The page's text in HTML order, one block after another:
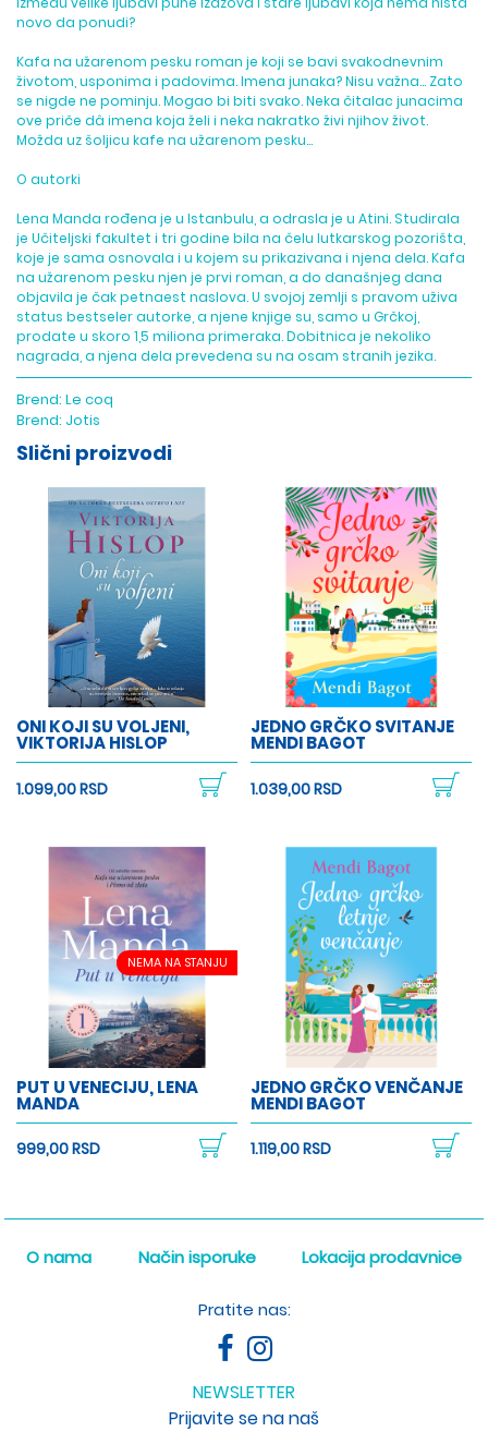
novo da ponudi?
Kafa na užarenom pesku roman je koji se bavi svakodnevnim
životom, usponima i padovima. Imena junaka? Nisu važna… Zato
se nigde ne pominju. Mogao bi biti svako. Neka čitalac junacima
ove priče dâ imena koja želi i neka nakratko živi njihov život.
Možda uz šoljicu kafe na užarenom pesku…
O autorki
Lena Manda rođena je u Istanbulu, a odrasla je u Atini. Studirala
je Učiteljski fakultet i tri godine bila na čelu lutkarskog pozorišta,
koje je sama osnovala i u kojem su prikazivana i njena dela. Kafa
na užarenom pesku njen je prvi roman, a do današnjeg dana
objavila je čak petnaest naslova. U svojoj zemlji s pravom uživa
status bestseler autorke, a njene knjige su, samo u Grčkoj,
prodate u skoro 1,5 miliona primeraka. Dobitnica je nekoliko
nagrada, a njena dela prevedena su na osam stranih jezika.
Brend:Le coq
Brend: Jotis
Slični proizvodi
ONI KOJI SU VOLJENI,
VIKTORIJA HISLOP
1.099,00 RSD
JEDNO GRČKO SVITANJE
MENDI BAGOT
1.039,00 RSD
NEMA NA STANJU
PUT U VENECIJU, LENA
MANDA
999,00 RSD
JEDNO GRČKO VENČANJE
MENDI BAGOT
1.119,00 RSD
O nama Način isporuke Lokacija prodavnice
Pratite nas:
NEWSLETTER
Prijavite se na naš